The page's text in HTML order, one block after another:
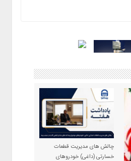
چالش های مدیریت قطعات
خسارتی (داغی) خودروهای